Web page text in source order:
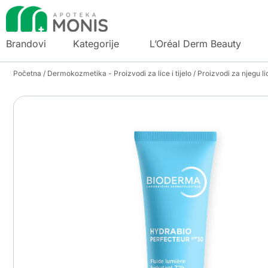
Brandovi Kategorije L’Oréal Derm Beauty
Početna / Dermokozmetika - Proizvodi za lice i tijelo / Proizvodi za njegu